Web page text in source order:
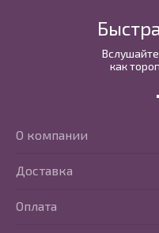
как
О компании
Доставка
Оплата